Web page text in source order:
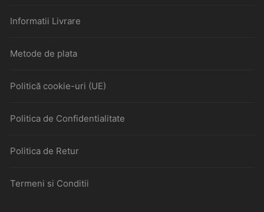
Informatii Livrare
Metode de plata
Politică cookie-uri (UE)
Politica de Confidentialitate
Politica de Retur
Termeni si Conditii